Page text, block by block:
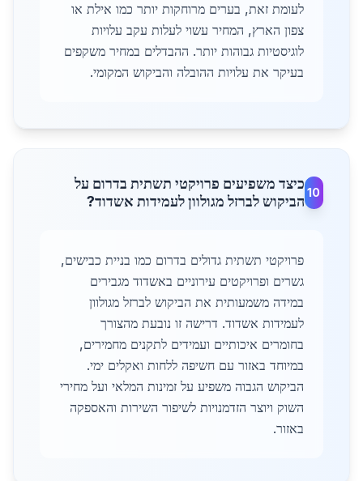
לעומת זאת, בערים מרוחקות יותר כמו אילת או
צפון הארץ, המחיר עשוי לעלות עקב עלויות
לוגיסטיות גבוהות יותר. ההבדלים במחיר משקפים
בעיקר את עלויות ההובלה והביקוש המקומי.
10
כיצד משפיעים פרויקטי תשתית בדרום על
הביקוש לברזל מגולוון לעמידות אשדוד?
פרויקטי תשתית גדולים בדרום כמו בניית כבישים,
גשרים ופרויקטים עירוניים באשדוד מגבירים
במידה משמעותית את הביקוש לברזל מגולוון
לעמידות אשדוד. דרישה זו נובעת מהצורך
בחומרים איכותיים ועמידים לתקנים מחמירים,
במיוחד באזור עם חשיפה ללחות ואקלים ימי.
הביקוש הגבוה משפיע על זמינות המלאי ועל מחירי
השוק ויוצר הזדמנויות לשיפור השירות והאספקה
באזור.